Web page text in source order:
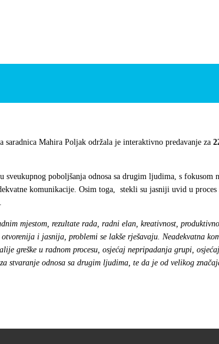
saradnica Mahira Poljak održala je interaktivno predavanje za
poboljšanja odnosa sa drugim ljudima, s fokusom
komunikacije. Osim toga, stekli su jasniji uvid u proces
mjestom, rezultate rada, radni elan, kreativnost,
i jasnija, problemi se lakše rješavaju. Neadekvatna
greške u radnom procesu, osjećaj nepripadanja grupi,
odnosa sa drugim ljudima, te da je od velikog